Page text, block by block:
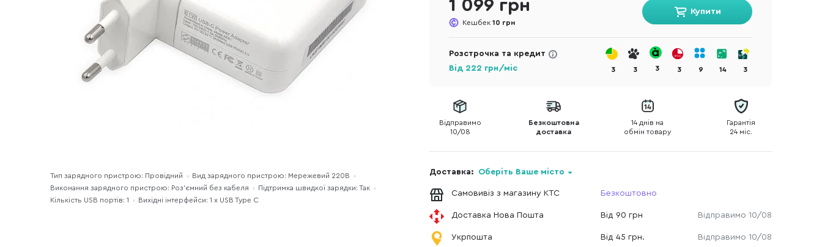
Тип зарядного пристрою: Провідний
Вид зарядного пристрою: Мережевий 220В
Виконання зарядного пристрою: Роз'ємний без кабеля
Підтримка швидкої зарядки: Так
Кількість USB портів: 1
Вихідні інтерфейси: 1 x USB Type C
1 099 грн
Кешбек 10 грн
Купити
Розстрочка та кредит
Від 222 грн/міс 3 3 3 3 9 14 3
Відправимо
10/08
Безкоштовна
доставка
14 днів на
обмін товару
Гарантія
24 міс.
Доставка: Оберіть Ваше місто
Самовивіз з магазину КТС Безкоштовно
Доставка Нова Пошта Від 90 грн Відправимо 10/08
Укрпошта Від 45 грн. Відправимо 10/08